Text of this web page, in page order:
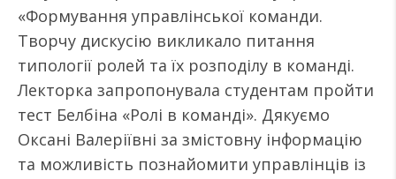
«Формування управлінської команди.
Творчу дискусію викликало питання
типології ролей та їх розподілу в команді.
Лекторка запропонувала студентам пройти
тест Белбіна «Ролі в команді». Дякуємо
Оксані Валеріївні за змістовну інформацію
та можливість познайомити управлінців із